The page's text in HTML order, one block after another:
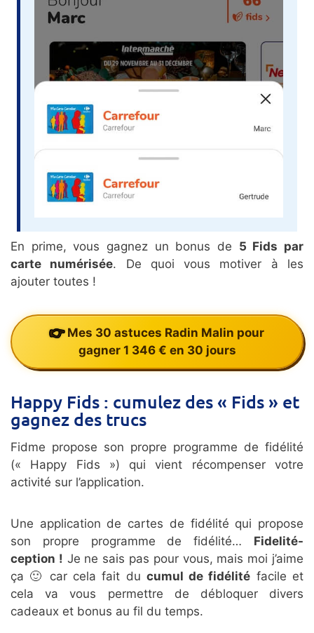
En prime, vous gagnez un bonus de 5 Fids par
carte numérisée. De quoi vous motiver à les
ajouter toutes !
Mes 30 astuces Radin Malin pour
gagner 1 346 € en 30 jours
Happy Fids : cumulez des « Fids » et
gagnez des trucs
Fidme propose son propre programme de fidélité
(« Happy Fids ») qui vient récompenser votre
activité sur l’application.
Une application de cartes de fidélité qui propose
son propre programme de fidélité… Fidelité-
ception ! Je ne sais pas pour vous, mais moi j’aime
ça 🙂 car cela fait du cumul de fidélité facile et
cela va vous permettre de débloquer divers
cadeaux et bonus au fil du temps.